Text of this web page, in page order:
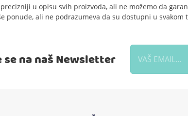
u opisu svih proizvoda, ali ne možemo da
ponude, ali ne podrazumeva da su dostupni u svakom
na naš Newsletter